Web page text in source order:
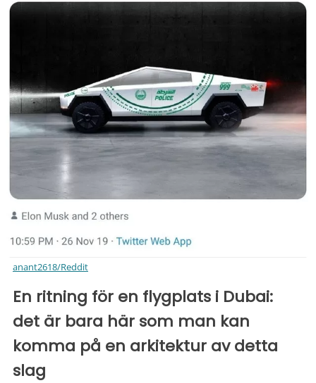
anant2618/Reddit
En ritning för en flygplats i Dubai:
det är bara här som man kan
komma på en arkitektur av detta
slag